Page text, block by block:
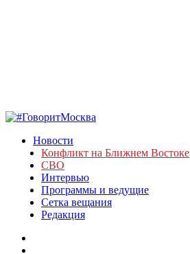
Новости
Конфликт на Ближнем Востоке
СВО
Интервью
Программы и ведущие
Сетка вещания
Редакция